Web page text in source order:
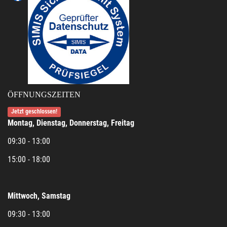
ÖFFNUNGSZEITEN
Jetzt geschlossen!
Montag, Dienstag, Donnerstag, Freitag
09:30 - 13:00
15:00 - 18:00
Mittwoch, Samstag
09:30 - 13:00